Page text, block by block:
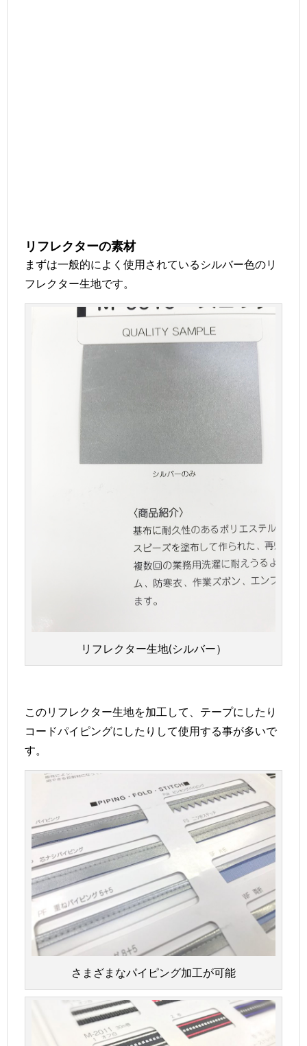
リフレクターの素材
まずは一般的によく使用されているシルバー色のリ
フレクター生地です。
リフレクター生地(シルバー）
このリフレクター生地を加工して、テープにしたり
コードパイピングにしたりして使用する事が多いで
す。
さまざまなパイピング加工が可能